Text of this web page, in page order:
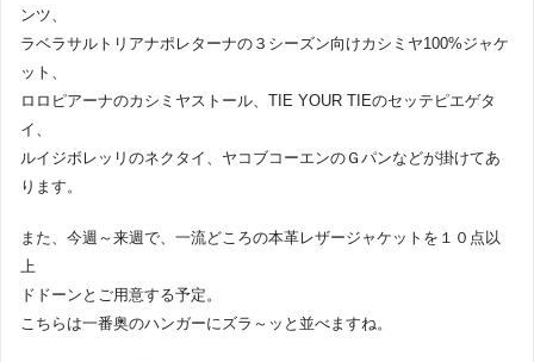
ンツ、
ラベラサルトリアナポレターナの３シーズン向けカシミヤ100%ジャケ
ット、
ロロピアーナのカシミヤストール、TIE YOUR TIEのセッテピエゲタ
イ、
ルイジボレッリのネクタイ、ヤコブコーエンのＧパンなどが掛けてあ
ります。
また、今週～来週で、一流どころの本革レザージャケットを１０点以
上
ドドーンとご用意する予定。
こちらは一番奥のハンガーにズラ～ッと並べますね。